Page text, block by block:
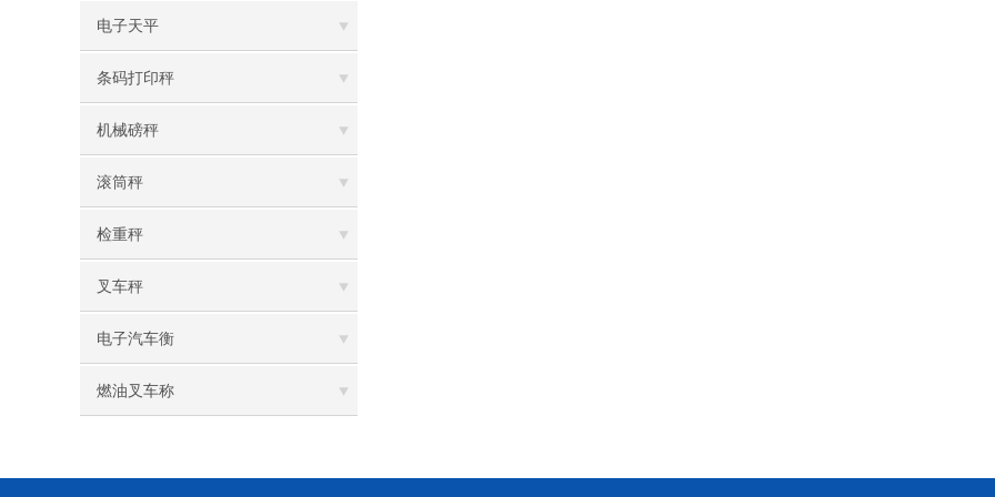
电子天平
条码打印秤
机械磅秤
滚筒秤
检重秤
叉车秤
电子汽车衡
燃油叉车称